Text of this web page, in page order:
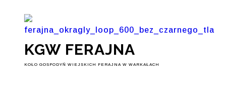
KGW FERAJNA
KOŁO GOSPODYŃ WIEJSKICH FERAJNA W WARKAŁACH